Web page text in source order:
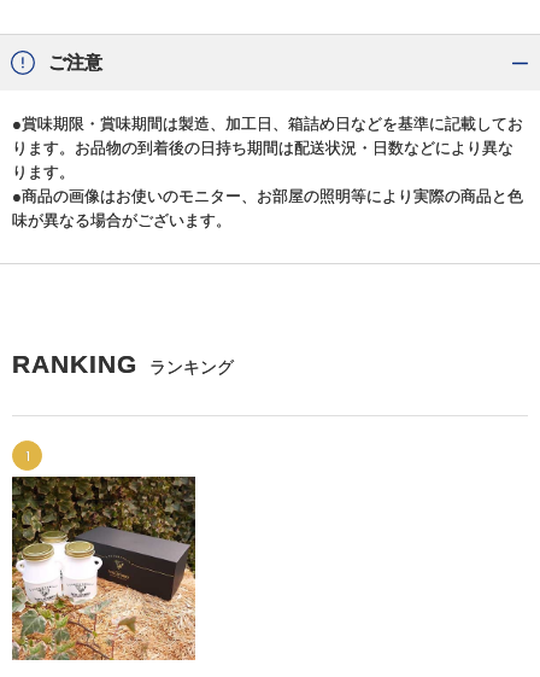
ご注意
●賞味期限・賞味期間は製造、加工日、箱詰め日などを基準に記載してお
ります。お品物の到着後の日持ち期間は配送状況・日数などにより異な
ります。
●商品の画像はお使いのモニター、お部屋の照明等により実際の商品と色
味が異なる場合がございます。
RANKING ランキング
1